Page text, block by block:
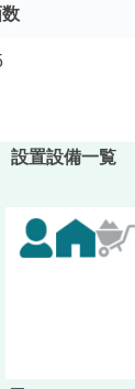
数
設置設備一覧